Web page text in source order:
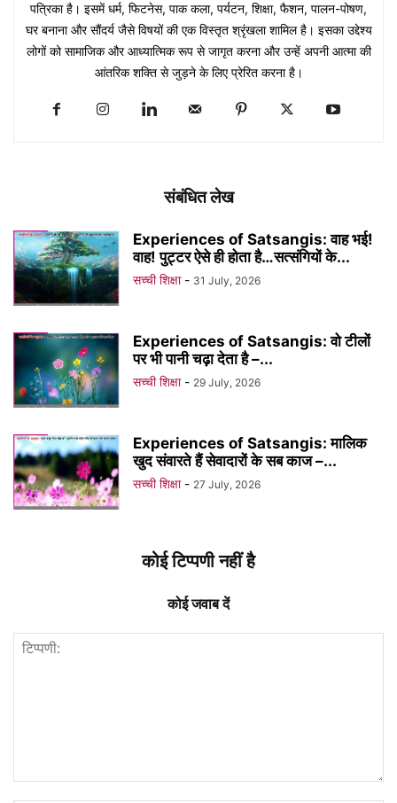
पत्रिका है। इसमें धर्म, फिटनेस, पाक कला, पर्यटन, शिक्षा, फैशन, पालन-पोषण,
घर बनाना और सौंदर्य जैसे विषयों की एक विस्तृत श्रृंखला शामिल है। इसका उद्देश्य
लोगों को सामाजिक और आध्यात्मिक रूप से जागृत करना और उन्हें अपनी आत्मा की
आंतरिक शक्ति से जुड़ने के लिए प्रेरित करना है।
संबंधित लेख
Experiences of Satsangis: वाह भई!
वाह! पुट्टर ऐसे ही होता है…सत्संगियों के...
सच्ची शिक्षा - 31 July, 2026
Experiences of Satsangis: वो टीलों
पर भी पानी चढ़ा देता है –...
सच्ची शिक्षा - 29 July, 2026
Experiences of Satsangis: मालिक
खुद संवारते हैं सेवादारों के सब काज –...
सच्ची शिक्षा - 27 July, 2026
कोई टिप्पणी नहीं है
कोई जवाब दें